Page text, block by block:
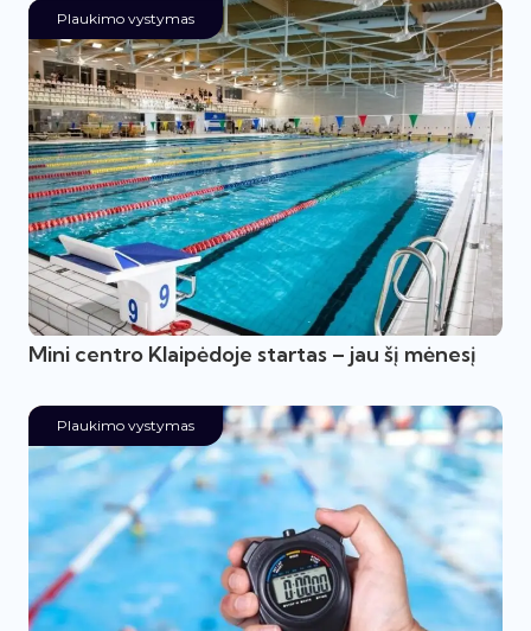
Plaukimo vystymas
Mini centro Klaipėdoje startas – jau šį mėnesį
Plaukimo vystymas